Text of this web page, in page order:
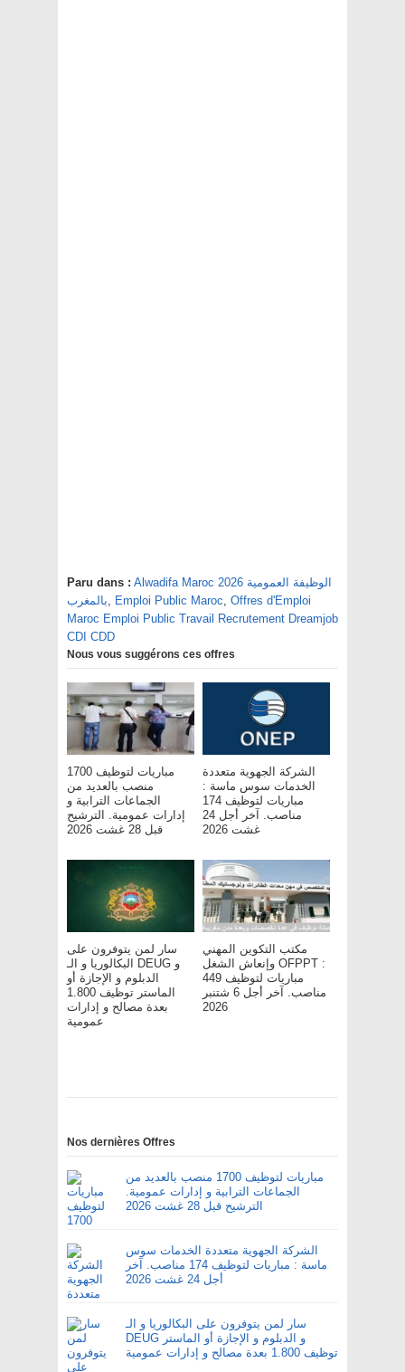
Paru dans : Alwadifa Maroc 2026 الوظيفة العمومية
بالمغرب, Emploi Public Maroc, Offres d'Emploi
Maroc Emploi Public Travail Recrutement Dreamjob
CDI CDD
Nous vous suggérons ces offres
مباريات لتوظيف 1700
منصب بالعديد من
الجماعات الترابية و
إدارات عمومية. الترشيح
قبل 28 غشت 2026
الشركة الجهوية متعددة
الخدمات سوس ماسة :
مباريات لتوظيف 174
مناصب. آخر أجل 24
غشت 2026
سار لمن يتوفرون على
البكالوريا و الـ DEUG و
الدبلوم و الإجازة أو
الماستر توظيف 1.800
بعدة مصالح و إدارات
عمومية
مكتب التكوين المهني
وإنعاش الشغل OFPPT :
مباريات لتوظيف 449
مناصب. آخر أجل 6 شتنبر
2026
Nos dernières Offres
مباريات لتوظيف 1700 منصب بالعديد من
الجماعات الترابية و إدارات عمومية.
الترشيح قبل 28 غشت 2026
الشركة الجهوية متعددة الخدمات سوس
ماسة : مباريات لتوظيف 174 مناصب. آخر
أجل 24 غشت 2026
سار لمن يتوفرون على البكالوريا و الـ
DEUG و الدبلوم و الإجازة أو الماستر
توظيف 1.800 بعدة مصالح و إدارات عمومية